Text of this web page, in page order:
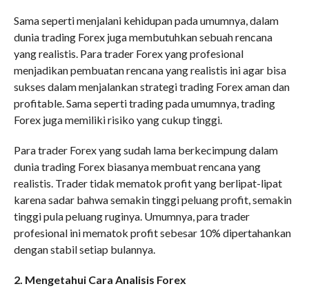
Sama seperti menjalani kehidupan pada umumnya, dalam
dunia trading Forex juga membutuhkan sebuah rencana
yang realistis. Para trader Forex yang profesional
menjadikan pembuatan rencana yang realistis ini agar bisa
sukses dalam menjalankan strategi trading Forex aman dan
profitable. Sama seperti trading pada umumnya, trading
Forex juga memiliki risiko yang cukup tinggi.
Para trader Forex yang sudah lama berkecimpung dalam
dunia trading Forex biasanya membuat rencana yang
realistis. Trader tidak mematok profit yang berlipat-lipat
karena sadar bahwa semakin tinggi peluang profit, semakin
tinggi pula peluang ruginya. Umumnya, para trader
profesional ini mematok profit sebesar 10% dipertahankan
dengan stabil setiap bulannya.
2. Mengetahui Cara Analisis Forex